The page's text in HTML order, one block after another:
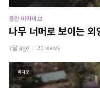
클린 아카이브
나무 너머로 보이는
7달 ago 20 views
비디오